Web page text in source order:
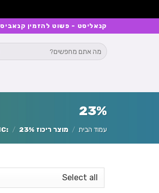
קנאליסט - פשוט להזמין קנאביס
חיפוש
עבור:
23%
עמוד הבית / מוצר ריכוז THC: / 23%